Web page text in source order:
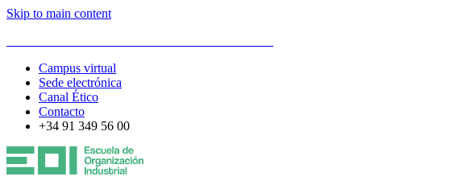
Skip to main content
Campus virtual
Sede electrónica
Canal Ético
Contacto
+34 91 349 56 00